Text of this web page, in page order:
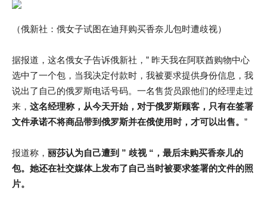
（俄新社：俄女子试图在迪拜购买香奈儿包时遭歧视）
据报道，这名俄女子告诉俄新社，” 昨天我在阿联酋购物中心
选中了一个包，当我决定付款时，我被要求提供身份信息，我
说出了自己的俄罗斯电话号码。一名售货员跟他们的经理走过
来， 这名经理称，从今天开始，对于俄罗斯顾客，只有在签署
文件承诺不将商品带到俄罗斯并在俄使用时，才可以出售。 ”
报道称， 丽莎认为自己遭到 ” 歧视 “，最后未购买香奈儿的
包。她还在社交媒体上发布了自己当时被要求签署的文件的照
片。